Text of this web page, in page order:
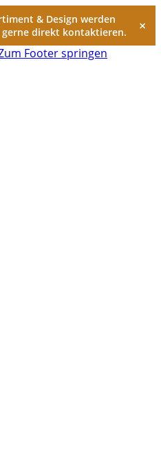
& Design werden
gerne direkt kontaktieren.
×
Footer springen